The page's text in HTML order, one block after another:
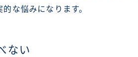
な悩みになります。
ない